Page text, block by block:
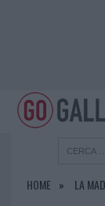
HOME LA